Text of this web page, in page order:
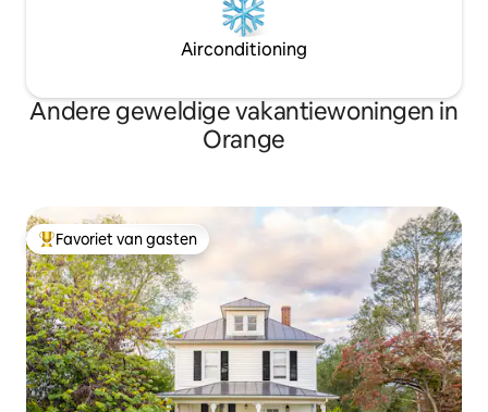
Airconditioning
Andere geweldige vakantiewoningen in
Orange
Topfavoriet van gasten
Favoriet van gasten